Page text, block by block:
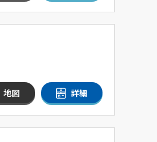
地図 詳細